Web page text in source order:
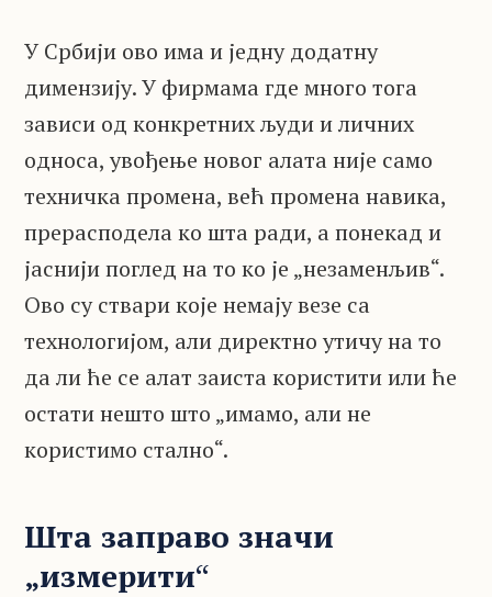
У Србији ово има и једну додатну
димензију. У фирмама где много тога
зависи од конкретних људи и личних
односа, увођење новог алата није само
техничка промена, већ промена навика,
прерасподела ко шта ради, а понекад и
јаснији поглед на то ко је „незаменљив“.
Ово су ствари које немају везе са
технологијом, али директно утичу на то
да ли ће се алат заиста користити или ће
остати нешто што „имамо, али не
користимо стално“.
Шта заправо значи
„измерити“